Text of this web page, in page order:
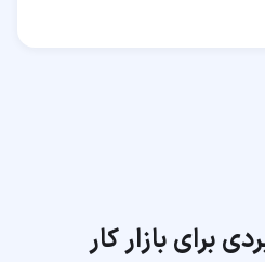
برای بازار کار